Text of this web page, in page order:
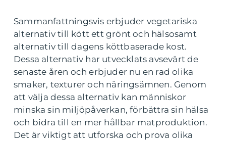
Sammanfattningsvis erbjuder vegetariska
alternativ till kött ett grönt och hälsosamt
alternativ till dagens köttbaserade kost.
Dessa alternativ har utvecklats avsevärt de
senaste åren och erbjuder nu en rad olika
smaker, texturer och näringsämnen. Genom
att välja dessa alternativ kan människor
minska sin miljöpåverkan, förbättra sin hälsa
och bidra till en mer hållbar matproduktion.
Det är viktigt att utforska och prova olika